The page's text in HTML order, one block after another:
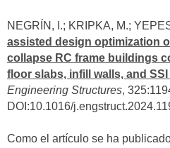
NEGRÍN, I.; KRIPKA, M.;
assisted design optimization
collapse RC frame buildings
floor slabs, infill walls, and
Engineering Structures,
DOI:10.1016/
Como el artículo se ha